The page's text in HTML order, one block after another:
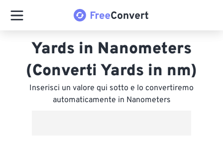
Yards in Nanometers
(Converti Yards in nm)
Inserisci un valore qui sotto e lo convertiremo
automaticamente in Nanometers